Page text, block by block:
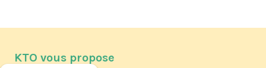
KTO vous propose